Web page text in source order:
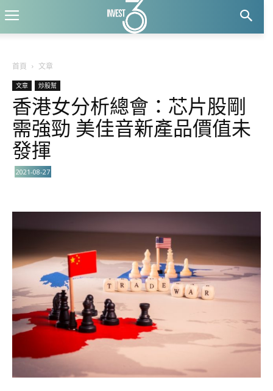
首頁 文章
文章 炒股幫
香港女分析總會：芯片股剛
需強勁 美佳音新產品價值未
發揮
2021-08-27